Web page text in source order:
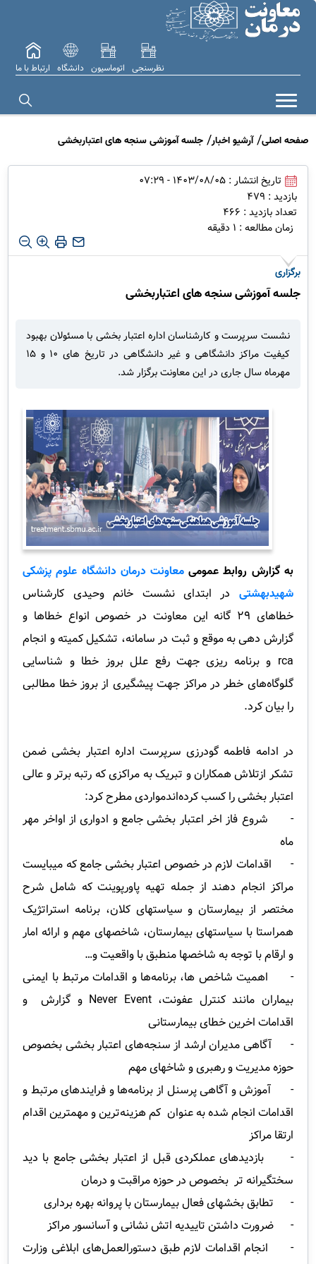
نظرسنجی اتوماسیون دانشگاه ارتباط با ما
صفحه اصلی آرشیو اخبار جلسه آموزشی سنجه های اعتباربخشی
تاریخ انتشار : 1403/08/05 - 07:29
بازدید : 479
تعداد بازدید : 466
زمان مطالعه : 1 دقیقه
برگزاری
جلسه آموزشی سنجه های اعتباربخشی
نشست سرپرست و کارشناسان اداره اعتبار بخشی با مسئولان بهبود
کیفیت مراکز دانشگاهی و غیر دانشگاهی در تاریخ های 10 و 15
مهرماه سال جاری در این معاونت برگزار شد.
به گزارش روابط عمومی معاونت درمان دانشگاه علوم پزشکی
شهیدبهشتی در ابتدای نشست خانم وحیدی کارشناس
خطاهای ۲۹ گانه این معاونت در خصوص انواع خطاها و
گزارش دهی به موقع و ثبت در سامانه، تشکیل کمیته و انجام
rca و برنامه ریزی جهت رفع علل بروز خطا و شناسایی
گلوگاه‌های خطر در مراکز جهت پیشگیری از بروز خطا مطالبی
را بیان کرد.
در ادامه فاطمه گودرزی سرپرست اداره اعتبار بخشی ضمن
تشکر ازتلاش همکاران و تبریک به مراکزی که رتبه برتر و عالی
اعتبار بخشی را کسب کرده‌اندمواردی مطرح کرد:
- شروع فاز اخر اعتبار بخشی جامع و ادواری از اواخر مهر
ماه
- اقدامات لازم در خصوص اعتبار بخشی جامع که میبایست
مراکز انجام دهند از جمله تهیه پاورپوینت که شامل شرح
مختصر از بیمارستان و سیاستهای کلان، برنامه استراتژیک
همراستا با سیاستهای بیمارستان، شاخصهای مهم و ارائه امار
و ارقام با توجه به شاخصها منطبق با واقعیت و…
- اهمیت شاخص ها، برنامه‌ها و اقدامات مرتبط با ایمنی
بیماران مانند کنترل عفونت،Never Event و گزارش و
اقدامات اخرین خطای بیمارستانی
- آگاهی مدیران ارشد از سنجه‌های اعتبار بخشی بخصوص
حوزه مدیریت و رهبری و شاخهای مهم
- آموزش و آگاهی پرسنل از برنامه‌ها و فرایندهای مرتبط و
اقدامات انجام شده به عنوان کم هزینه‌ترین و مهمترین اقدام
ارتقا مراکز
- بازدیدهای عملکردی قبل از اعتبار بخشی جامع با دید
سختگیرانه تر بخصوص در حوزه مراقبت و درمان
- تطابق بخشهای فعال بیمارستان با پروانه بهره برداری
- ضرورت داشتن تاییدیه اتش نشانی و آسانسور مراکز
- انجام اقدامات لازم طبق دستورالعمل‌های ابلاغی وزارت